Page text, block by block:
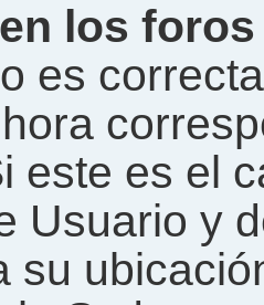
en los
es
este es el
Usuario y
su